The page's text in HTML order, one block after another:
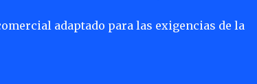
adaptado para las exigencias de la